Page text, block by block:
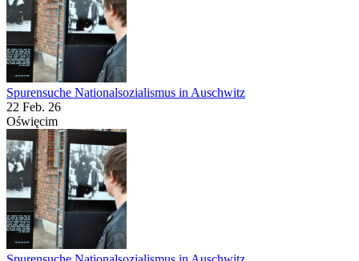
Spurensuche Nationalsozialismus in Auschwitz
22 Feb. 26
Oświęcim